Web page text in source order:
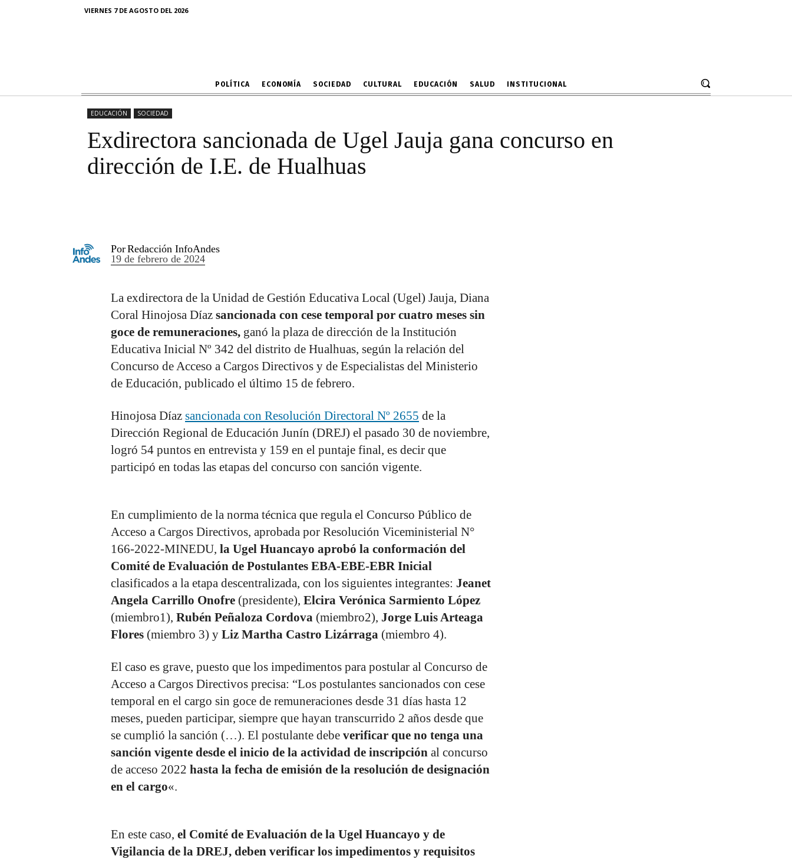
VIERNES 7 DE AGOSTO DEL 2026
POLÍTICA ECONOMÍA SOCIEDAD CULTURAL EDUCACIÓN SALUD INSTITUCIONAL
Exdirectora sancionada de Ugel Jauja gana concurso
EDUCACIÓN SOCIEDAD
Exdirectora sancionada de Ugel Jauja gana concurso en
dirección de I.E. de Hualhuas
PorRedacción InfoAndes
19 de febrero de 2024
La exdirectora de la Unidad de Gestión Educativa Local (Ugel) Jauja, Diana
Coral Hinojosa Díaz sancionada con cese temporal por cuatro meses sin
goce de remuneraciones, ganó la plaza de dirección de la Institución
Educativa Inicial Nº 342 del distrito de Hualhuas, según la relación del
Concurso de Acceso a Cargos Directivos y de Especialistas del Ministerio
de Educación, publicado el último 15 de febrero.
Hinojosa Díaz sancionada con Resolución Directoral Nº 2655 de la
Dirección Regional de Educación Junín (DREJ) el pasado 30 de noviembre,
logró 54 puntos en entrevista y 159 en el puntaje final, es decir que
participó en todas las etapas del concurso con sanción vigente.
En cumplimiento de la norma técnica que regula el Concurso Público de
Acceso a Cargos Directivos, aprobada por Resolución Viceministerial N°
166-2022-MINEDU, la Ugel Huancayo aprobó la conformación del
Comité de Evaluación de Postulantes EBA-EBE-EBR Inicial
clasificados a la etapa descentralizada, con los siguientes integrantes: Jeanet
Angela Carrillo Onofre (presidente), Elcira Verónica Sarmiento López
(miembro1), Rubén Peñaloza Cordova (miembro2), Jorge Luis Arteaga
Flores (miembro 3) y Liz Martha Castro Lizárraga (miembro 4).
El caso es grave, puesto que los impedimentos para postular al Concurso de
Acceso a Cargos Directivos precisa: “Los postulantes sancionados con cese
temporal en el cargo sin goce de remuneraciones desde 31 días hasta 12
meses, pueden participar, siempre que hayan transcurrido 2 años desde que
se cumplió la sanción (…). El postulante debe verificar que no tenga una
sanción vigente desde el inicio de la actividad de inscripción al concurso
de acceso 2022 hasta la fecha de emisión de la resolución de designación
en el cargo«.
En este caso, el Comité de Evaluación de la Ugel Huancayo y de
Vigilancia de la DREJ, deben verificar los impedimentos y requisitos